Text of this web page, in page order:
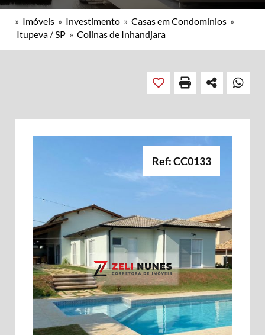
» Imóveis » Investimento » Casas em Condomínios »
Itupeva / SP » Colinas de Inhandjara
Ref: CC0133